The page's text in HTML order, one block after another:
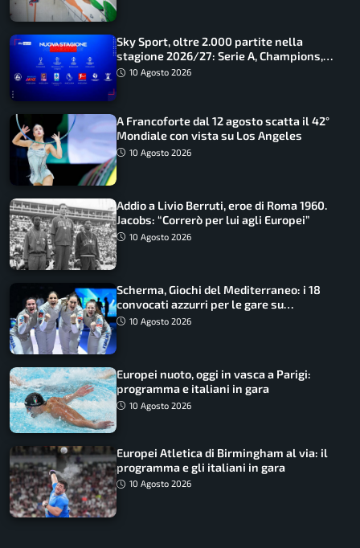
Sky Sport, oltre 2.000 partite nella
stagione 2026/27: Serie A, Champions,
Premier e tutte le novità
10 Agosto 2026
A Francoforte dal 12 agosto scatta il 42°
Mondiale con vista su Los Angeles
10 Agosto 2026
Addio a Livio Berruti, eroe di Roma 1960.
Jacobs: “Correrò per lui agli Europei”
10 Agosto 2026
Scherma, Giochi del Mediterraneo: i 18
convocati azzurri per le gare su
SportFaceTV
10 Agosto 2026
Europei nuoto, oggi in vasca a Parigi:
programma e italiani in gara
10 Agosto 2026
Europei Atletica di Birmingham al via: il
programma e gli italiani in gara
10 Agosto 2026